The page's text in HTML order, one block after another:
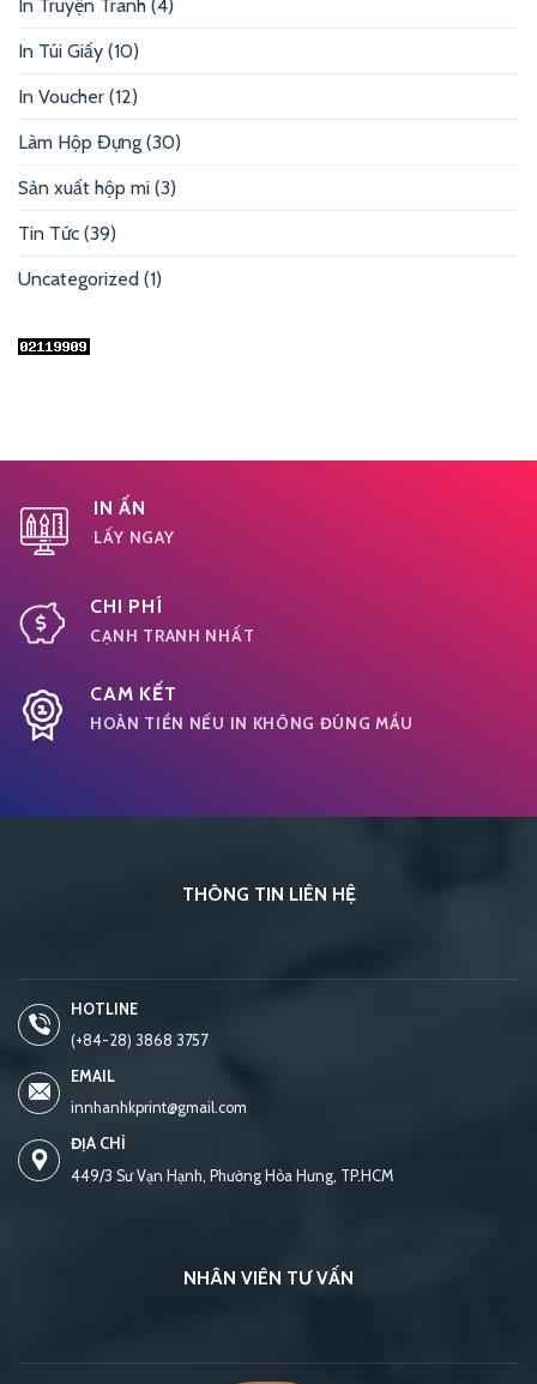
In Truyện Tranh (4)
In Túi Giấy (10)
In Voucher (12)
Làm Hộp Đựng (30)
Sản xuất hộp mi (3)
Tin Tức (39)
Uncategorized (1)
IN ẤN
LẤY NGAY
CHI PHÍ
CẠNH TRANH NHẤT
CAM KẾT
HOÀN TIỀN NẾU IN KHÔNG ĐÚNG MẦU
THÔNG TIN LIÊN HỆ
HOTLINE
(+84-28) 3868 3757
EMAIL
innhanhkprint@gmail.com
ĐỊA CHỈ
449/3 Sư Vạn Hạnh, Phường Hòa Hưng, TP.HCM
NHÂN VIÊN TƯ VẤN